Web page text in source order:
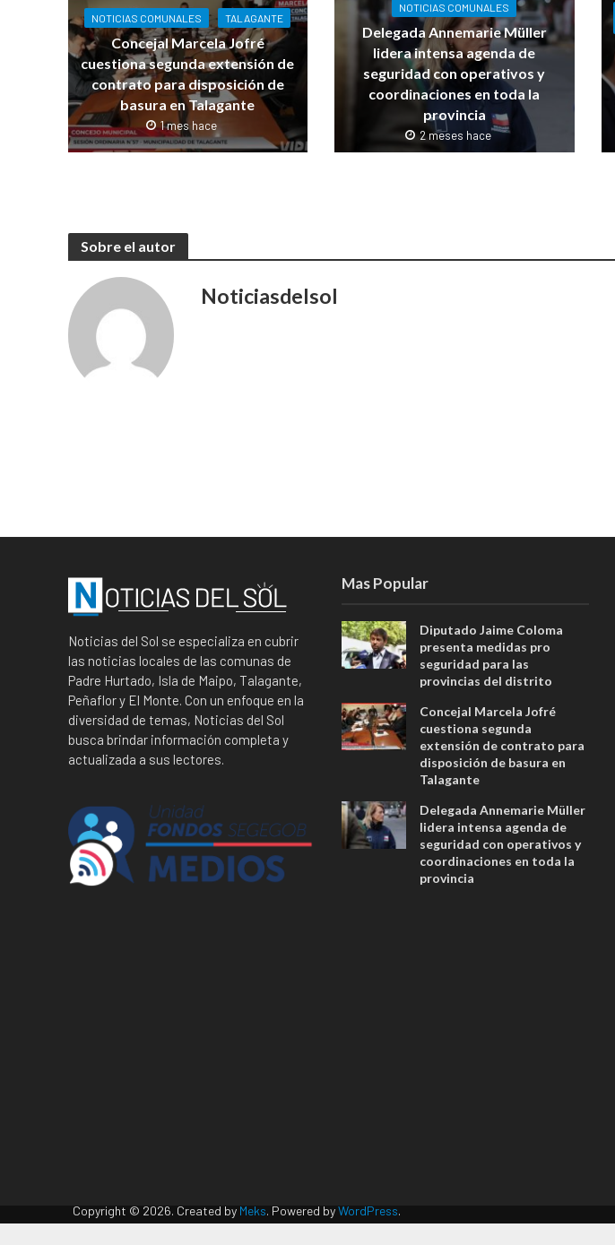
NOTICIAS COMUNALES TALAGANTE
Concejal Marcela Jofré
cuestiona segunda extensión de
contrato para disposición de
basura en Talagante
1 mes hace
NOTICIAS COMUNALES
Delegada Annemarie Müller
lidera intensa agenda de
seguridad con operativos y
coordinaciones en toda la
provincia
2 meses hace
Sobre el autor
Noticiasdelsol
Noticias del Sol se especializa en cubrir
las noticias locales de las comunas de
Padre Hurtado, Isla de Maipo, Talagante,
Peñaflor y El Monte. Con un enfoque en la
diversidad de temas, Noticias del Sol
busca brindar información completa y
actualizada a sus lectores.
Mas Popular
Diputado Jaime Coloma
presenta medidas pro
seguridad para las
provincias del distrito
Concejal Marcela Jofré
cuestiona segunda
extensión de contrato para
disposición de basura en
Talagante
Delegada Annemarie Müller
lidera intensa agenda de
seguridad con operativos y
coordinaciones en toda la
provincia
Copyright © 2026. Created by Meks. Powered byWordPress.